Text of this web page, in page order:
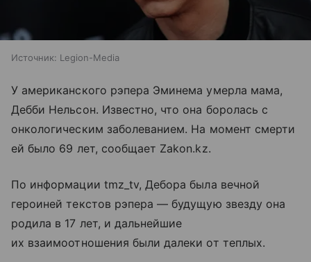
Источник: Legion-Media
У американского рэпера Эминема умерла мама,
Дебби Нельсон. Известно, что она боролась с
онкологическим заболеванием. На момент смерти
ей было 69 лет, сообщает Zakon.kz.
По информации tmz_tv, Дебора была вечной
героиней текстов рэпера — будущую звезду она
родила в 17 лет, и дальнейшие
их взаимоотношения были далеки от теплых.